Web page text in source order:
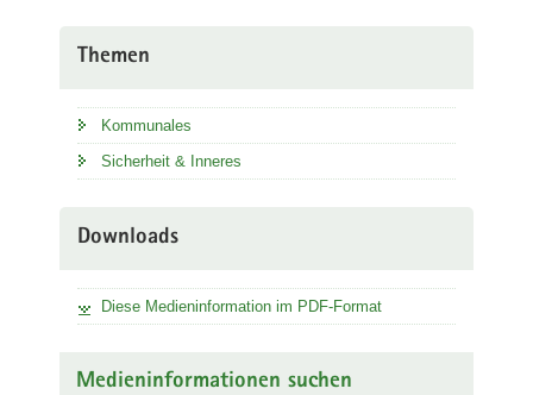
Themen
Kommunales
Sicherheit & Inneres
Downloads
Diese Medieninformation im PDF-Format
Medieninformationen suchen